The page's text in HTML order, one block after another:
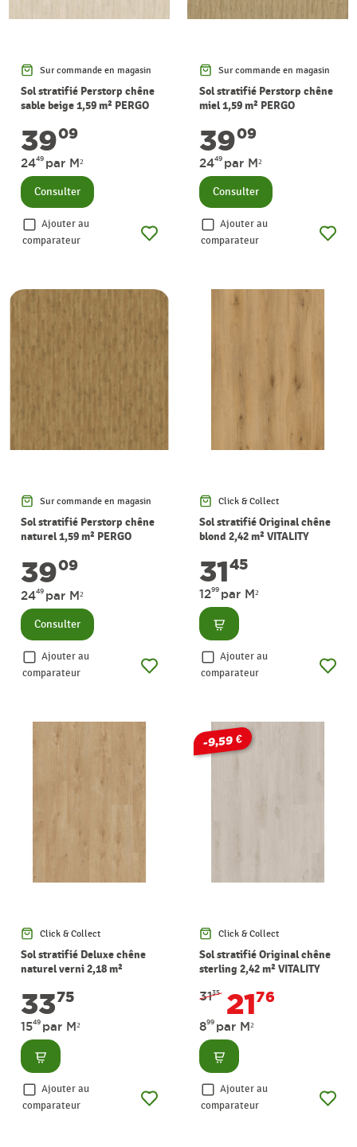
Sur commande en magasin
Sol stratifié Perstorp chêne
sable beige 1,59 m² PERGO
3909
2449 par M²
Consulter
Ajouter au
comparateur
Sur commande en magasin
Sol stratifié Perstorp chêne
miel 1,59 m² PERGO
3909
2449 par M²
Consulter
Ajouter au
comparateur
Sur commande en magasin
Sol stratifié Perstorp chêne
naturel 1,59 m² PERGO
3909
2449 par M²
Consulter
Ajouter au
comparateur
Click & Collect
Sol stratifié Original chêne
blond 2,42 m² VITALITY
3145
1299 par M²
Consulter
Ajouter au
comparateur
Click & Collect
Sol stratifié Deluxe chêne
naturel verni 2,18 m²
3375
1549 par M²
Consulter
Ajouter au
comparateur
-9,59 €
Click & Collect
Sol stratifié Original chêne
sterling 2,42 m² VITALITY
3135 2176
899 par M²
Consulter
Ajouter au
comparateur